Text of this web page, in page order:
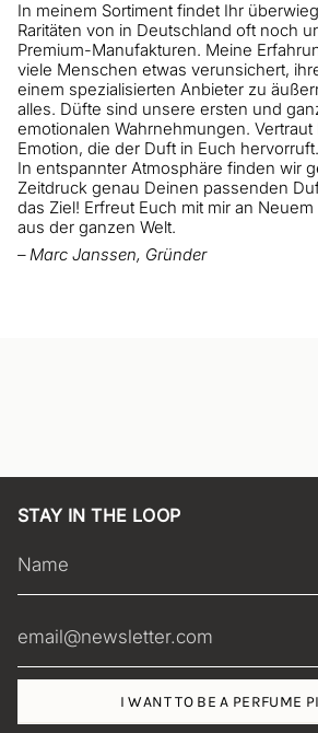
In meinem Sortiment findet Ihr
Raritäten von in Deutschland oft noch
Premium-Manufakturen. Meine
viele Menschen etwas verunsichert,
einem spezialisierten Anbieter zu
alles. Düfte sind unsere ersten und
emotionalen Wahrnehmungen.
Emotion, die der Duft in Euch
In entspannter Atmosphäre finden wir
Zeitdruck genau Deinen passenden
das Ziel! Erfreut Euch mit mir an
aus der ganzen Welt.
– Marc Janssen, Gründer
STAY IN THE LOOP
I WANT TO BE A PERFUME